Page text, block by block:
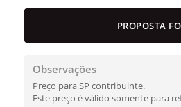
PROPOSTA
Observações
Preço para SP contribuinte.
Este preço é válido somente para